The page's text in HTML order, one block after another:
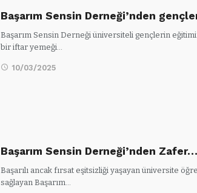
Başarım Sensin Derneği’nden
Başarım Sensin Derneği üniversiteli gençlerin
bir iftar yemeği…
10/03/2025
Başarım Sensin Derneği’nden Zafer…
Başarılı ancak fırsat eşitsizliği yaşayan üniversite
sağlayan Başarım…